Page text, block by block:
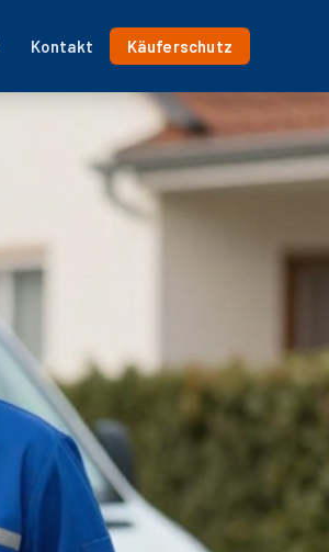
Kontakt Käuferschutz